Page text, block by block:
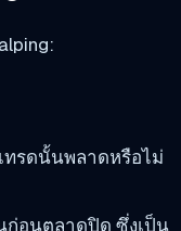
ทรดนั้นพลาดหรือไม่
อนตลาดปิด ซึ่งเป็น